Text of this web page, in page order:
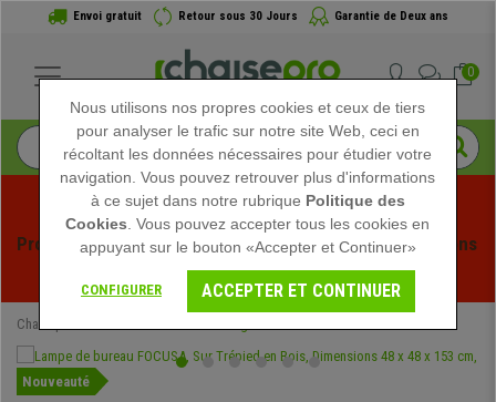
Envoi gratuit Retour sous 30 Jours Garantie de Deux ans
0
Profitez des soldes d'été chez Chaisepro ! Des réductions
exclusives pour une durée limitée - Voir l'offre
Chaisepro
Nouveauté
Nous utilisons nos propres cookies et ceux de tiers
pour analyser le trafic sur notre site Web, ceci en
récoltant les données nécessaires pour étudier votre
navigation. Vous pouvez retrouver plus d'informations
à ce sujet dans notre rubrique Politique des
Cookies . Vous pouvez accepter tous les cookies en
appuyant sur le bouton «Accepter et Continuer»
CONFIGURER ACCEPTER ET CONTINUER